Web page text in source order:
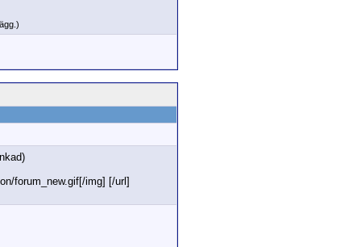
forum_new.gif[/img] [/url]